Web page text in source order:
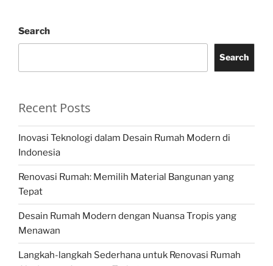
Search
Search
Recent Posts
Inovasi Teknologi dalam Desain Rumah Modern di
Indonesia
Renovasi Rumah: Memilih Material Bangunan yang
Tepat
Desain Rumah Modern dengan Nuansa Tropis yang
Menawan
Langkah-langkah Sederhana untuk Renovasi Rumah